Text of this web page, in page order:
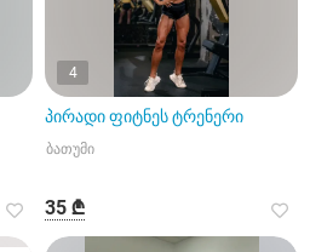
4
პირადი ფიტნეს ტრენერი
ბათუმი
35 ₾